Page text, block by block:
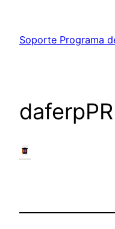
contenido
Soporte Programa